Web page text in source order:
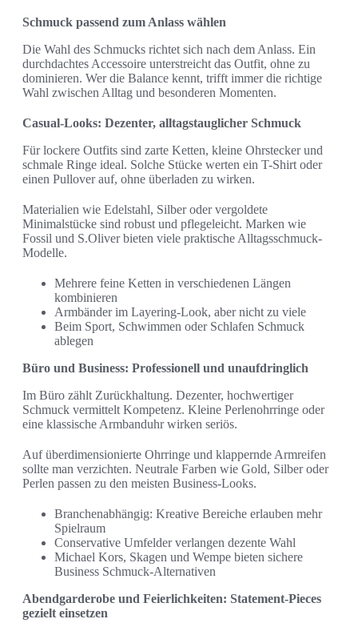
Schmuck passend zum Anlass wählen
Die Wahl des Schmucks richtet sich nach dem Anlass. Ein
durchdachtes Accessoire unterstreicht das Outfit, ohne zu
dominieren. Wer die Balance kennt, trifft immer die richtige
Wahl zwischen Alltag und besonderen Momenten.
Casual-Looks: Dezenter, alltagstauglicher Schmuck
Für lockere Outfits sind zarte Ketten, kleine Ohrstecker und
schmale Ringe ideal. Solche Stücke werten ein T-Shirt oder
einen Pullover auf, ohne überladen zu wirken.
Materialien wie Edelstahl, Silber oder vergoldete
Minimalstücke sind robust und pflegeleicht. Marken wie
Fossil und S.Oliver bieten viele praktische Alltagsschmuck-
Modelle.
Mehrere feine Ketten in verschiedenen Längen
kombinieren
Armbänder im Layering-Look, aber nicht zu viele
Beim Sport, Schwimmen oder Schlafen Schmuck
ablegen
Büro und Business: Professionell und unaufdringlich
Im Büro zählt Zurückhaltung. Dezenter, hochwertiger
Schmuck vermittelt Kompetenz. Kleine Perlenohrringe oder
eine klassische Armbanduhr wirken seriös.
Auf überdimensionierte Ohrringe und klappernde Armreifen
sollte man verzichten. Neutrale Farben wie Gold, Silber oder
Perlen passen zu den meisten Business-Looks.
Branchenabhängig: Kreative Bereiche erlauben mehr
Spielraum
Conservative Umfelder verlangen dezente Wahl
Michael Kors, Skagen und Wempe bieten sichere
Business Schmuck-Alternativen
Abendgarderobe und Feierlichkeiten: Statement-Pieces
gezielt einsetzen